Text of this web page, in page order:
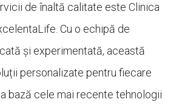
de înaltă calitate este Clinica
Cu o echipă de
și experimentată, această
personalizate pentru fiecare
bază cele mai recente tehnologii